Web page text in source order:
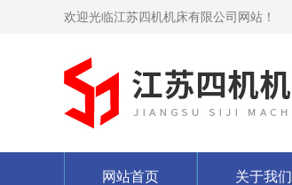
欢迎光临江苏四机机床有限公司网站！
网站首页 关于我们